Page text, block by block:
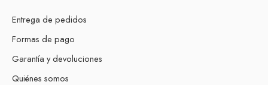
Entrega de pedidos
Formas de pago
Garantía y devoluciones
Quiénes somos